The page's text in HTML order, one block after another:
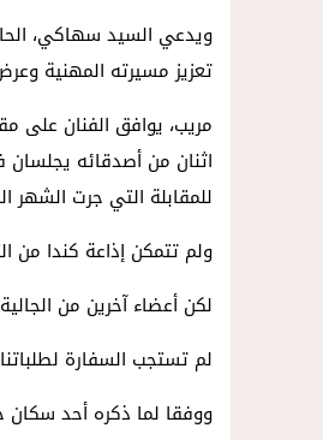
ويدعي السيد سهاكي،
تعزيز مسيرته المهنية
مريب، يوافق الفنان على
للمقابلة التي جرت الشهر
ولم تتمكن إذاعة كندا من
لكن أعضاء آخرين من
لم تستجب السفارة لطلباتنا
ووفقا لما ذكره أحد سكان